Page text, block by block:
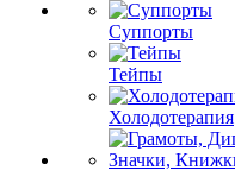
Суппорты
Тейпы
Холодотерапия